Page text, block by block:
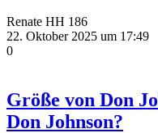
Renate HH 186
22. Oktober 2025 um 17:49
0
Größe von Don
Don Johnson?